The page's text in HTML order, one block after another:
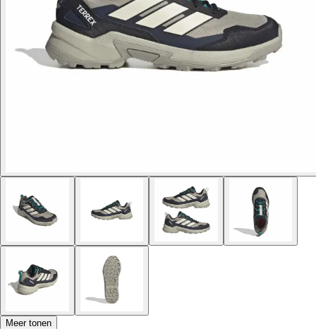
Meer tonen